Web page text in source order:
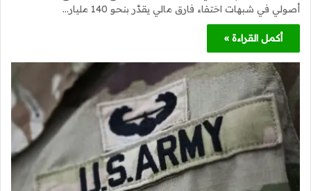
أصولي في شبهات اختفاء فارق مالي يقدَّر بنحو 140 مليار…
أكمل القراءة »